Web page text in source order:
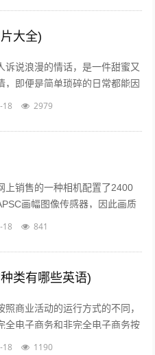
大全)
诉说浪漫的情话，是一件甜蜜又
，即便是简单琐碎的日常都能因
起来下面就给大家分享一些简短
18 2979
上销售的一种相机配置了2400
画幅图像传感器，因此画质
令人信服的相位检测和对比度检
18 841
类有哪些英语)
照商业活动的运行方式的不同，
全电子商务和非完全电子商务按
的内容的不同，可以分为间接电
18 1190